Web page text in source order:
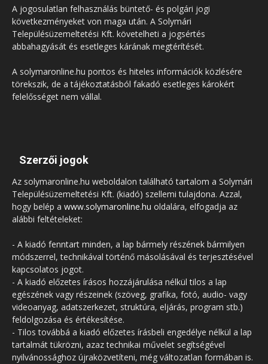
A jogosulatlan felhasználás büntető- és polgári jogi
következményeket von maga után. A Solymári
Településüzemeltetési Kft. követelheti a jogsértés
abbahagyását és esetleges kárának megtérítését.
A solymaronline.hu pontos és hiteles információk közlésére
törekszik, de a tájékoztatásból fakadó esetleges károkért
felelősséget nem vállal.
Szerzői jogok
Az solymaronline.hu weboldalon található tartalom a Solymári
Településüzemeltetési Kft. (kiadó) szellemi tulajdona. Azzal,
hogy belép a www.solymaronline.hu oldalára, elfogadja az
alábbi feltételeket:
- A kiadó fenntart minden, a lap bármely részének bármilyen
módszerrel, technikával történő másolásával és terjesztésével
kapcsolatos jogot.
- A kiadó előzetes írásos hozzájárulása nélkül tilos a lap
egészének vagy részeinek (szöveg, grafika, fotó, audio- vagy
videoanyag, adatszerkezet, struktúra, eljárás, program stb.)
feldolgozása és értékesítése.
- Tilos továbbá a kiadó előzetes írásbeli engedélye nélkül a lap
tartalmát tükrözni, azaz technikai művelet segítségével
nyilvánossághoz újraközvetíteni, még változatlan formában is.